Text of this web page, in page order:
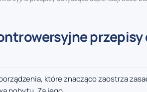
które znacząco zaostrza